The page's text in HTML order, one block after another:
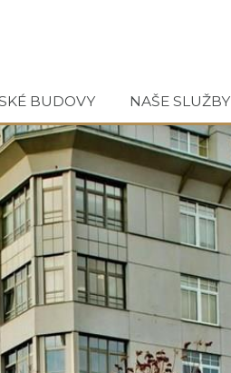
BUDOVY NAŠE SLUŽBY